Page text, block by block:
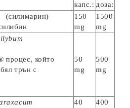
капс.: доза:
(силимарин)
150
mg
1500
mg
процес, който
трън с
50
mg
500
mg
40
400